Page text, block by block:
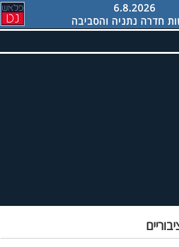
6.8.2026
חדרה נתניה והסביבה